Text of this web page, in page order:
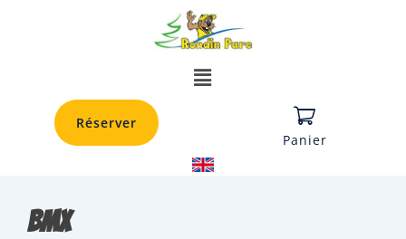
Réserver
Panier
bmx